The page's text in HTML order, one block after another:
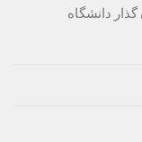
دانشگاه